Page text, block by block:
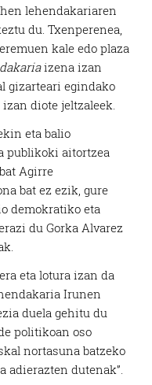
lehendakariaren
du. Txenperenea,
kale edo plaza
izena izan
gizarteari egindako
diote jeltzaleek.
eta balio
publikoki aitortzea
Agirre
bat ez ezik, gure
demokratiko eta
du Gorka Alvarez
eta lotura izan da
Irunen
duela gehitu du
politikoan oso
nortasuna batzeko
adierazten dutenak”.